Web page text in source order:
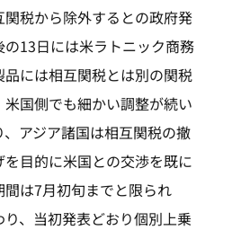
税から除外するとの政府発
の13日には米ラトニック商務
には相互関税とは別の関税
国側でも細かい調整が続い
アジア諸国は相互関税の撤
目的に米国との交渉を既に
は7月初旬までと限られ
、当初発表どおり個別上乗